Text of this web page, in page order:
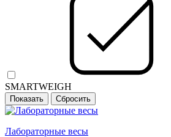
SMARTWEIGH
Лабораторные весы